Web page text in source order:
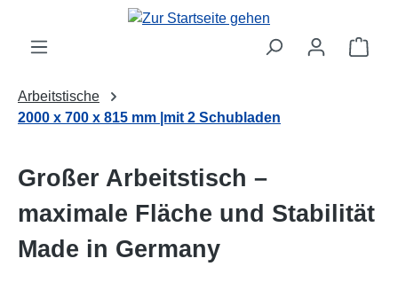
Zum Hauptinhalt springen
Arbeitstische
2000 x 700 x 815 mm |mit 2 Schubladen
Großer Arbeitstisch –
maximale Fläche und Stabilität
Made in Germany